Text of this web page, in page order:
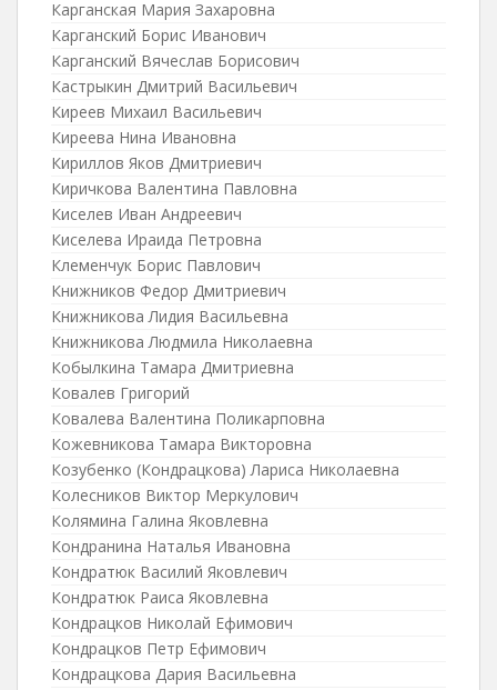
Карганская Мария Захаровна
Карганский Борис Иванович
Карганский Вячеслав Борисович
Кастрыкин Дмитрий Васильевич
Киреев Михаил Васильевич
Киреева Нина Ивановна
Кириллов Яков Дмитриевич
Киричкова Валентина Павловна
Киселев Иван Андреевич
Киселева Ираида Петровна
Клеменчук Борис Павлович
Книжников Федор Дмитриевич
Книжникова Лидия Васильевна
Книжникова Людмила Николаевна
Кобылкина Тамара Дмитриевна
Ковалев Григорий
Ковалева Валентина Поликарповна
Кожевникова Тамара Викторовна
Козубенко (Кондрацкова) Лариса Николаевна
Колесников Виктор Меркулович
Колямина Галина Яковлевна
Кондранина Наталья Ивановна
Кондратюк Василий Яковлевич
Кондратюк Раиса Яковлевна
Кондрацков Николай Ефимович
Кондрацков Петр Ефимович
Кондрацкова Дария Васильевна